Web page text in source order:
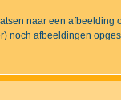
naar een afbeelding
noch afbeeldingen